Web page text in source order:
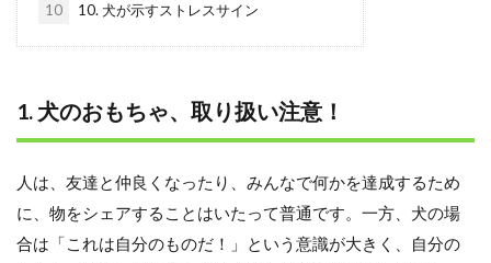
10 10. 犬が示すストレスサイン
1. 犬のおもちゃ、取り扱い注意！
人は、友達と仲良くなったり、みんなで何かを達成するため
に、物をシェアすることはいたって普通です。一方、犬の場
合は「これは自分のものだ！」という意識が大きく、自分の